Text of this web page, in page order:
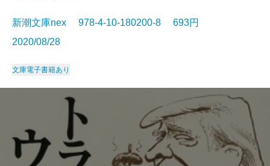
新潮文庫nex 978-4-10-180200-8 693円
2020/08/28
文庫電子書籍あり